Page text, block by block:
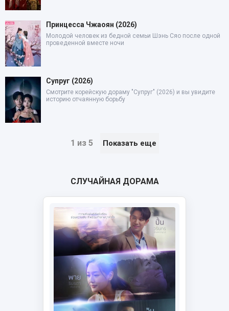
Принцесса Чжаоян (2026)
Молодой человек из бедной семьи Шэнь Сяо после одной
проведенной вместе ночи
Супруг (2026)
Смотрите корейскую дораму "Супруг" (2026) и вы увидите
историю отчаянную борьбу
1 из 5 Показать еще
СЛУЧАЙНАЯ ДОРАМА